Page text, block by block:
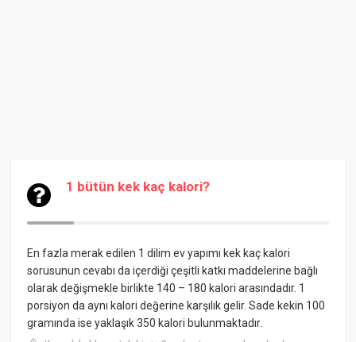
1 bütün kek kaç kalori?
En fazla merak edilen 1 dilim ev yapımı kek kaç kalori
sorusunun cevabı da içerdiği çeşitli katkı maddelerine bağlı
olarak değişmekle birlikte 140 – 180 kalori arasındadır. 1
porsiyon da aynı kalori değerine karşılık gelir. Sade kekin 100
gramında ise yaklaşık 350 kalori bulunmaktadır.